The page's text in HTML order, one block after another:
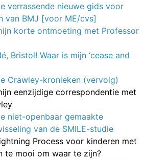
verrassende nieuwe gids voor
van BMJ [voor ME/cvs]
korte ontmoeting met Professor
Bristol! Waar is mijn ‘cease and
Crawley-kronieken (vervolg)
eenzijdige correspondentie met
niet-openbaar gemaakte
van de SMILE-studie
Process voor kinderen met
te mooi om waar te zijn?